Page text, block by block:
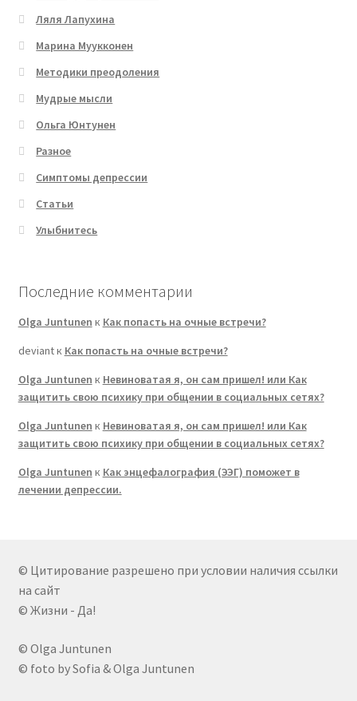
Ляля Лапухина
Марина Муукконен
Методики преодоления
Мудрые мысли
Ольга Юнтунен
Разное
Симптомы депрессии
Статьи
Улыбнитесь
Последние комментарии
Olga Juntunen к Как попасть на очные встречи?
deviantк Как попасть на очные встречи?
Olga Juntunen к Невиноватая я, он сам пришел! или Как
защитить свою психику при общении в социальных сетях?
Olga Juntunen к Невиноватая я, он сам пришел! или Как
защитить свою психику при общении в социальных сетях?
Olga Juntunen к Как энцефалография (ЭЭГ) поможет в
лечении депрессии.
© Цитирование разрешено при условии наличия ссылки
на сайт
© Жизни - Да!
© Olga Juntunen
© foto by Sofia & Olga Juntunen